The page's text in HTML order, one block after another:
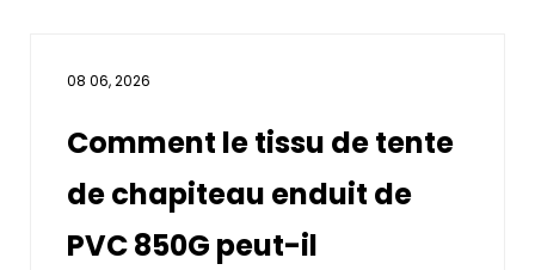
08 06, 2026
Comment le tissu de tente
de chapiteau enduit de
PVC 850G peut-il